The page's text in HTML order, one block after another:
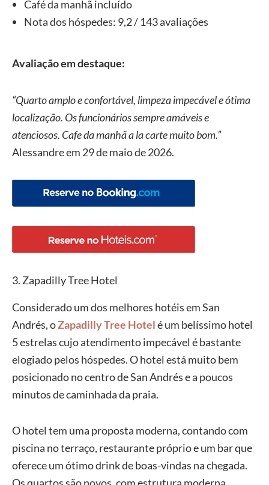
Café da manhã incluído
Nota dos hóspedes: 9,2 / 143 avaliações
Avaliação em destaque:
“Quarto amplo e confortável, limpeza impecável e ótima
localização. Os funcionários sempre amáveis e
atenciosos. Cafe da manhã a la carte muito bom.”
Alessandre em 29 de maio de 2026.
3. Zapadilly Tree Hotel
Considerado um dos melhores hotéis em San
Andrés, oZapadilly Tree Hotelé um belíssimo hotel
5 estrelas cujo atendimento impecável é bastante
elogiado pelos hóspedes. O hotel está muito bem
posicionado no centro de San Andrés e a poucos
minutos de caminhada da praia.
O hotel tem uma proposta moderna, contando com
piscina no terraço, restaurante próprio e um bar que
oferece um ótimo drink de boas-vindas na chegada.